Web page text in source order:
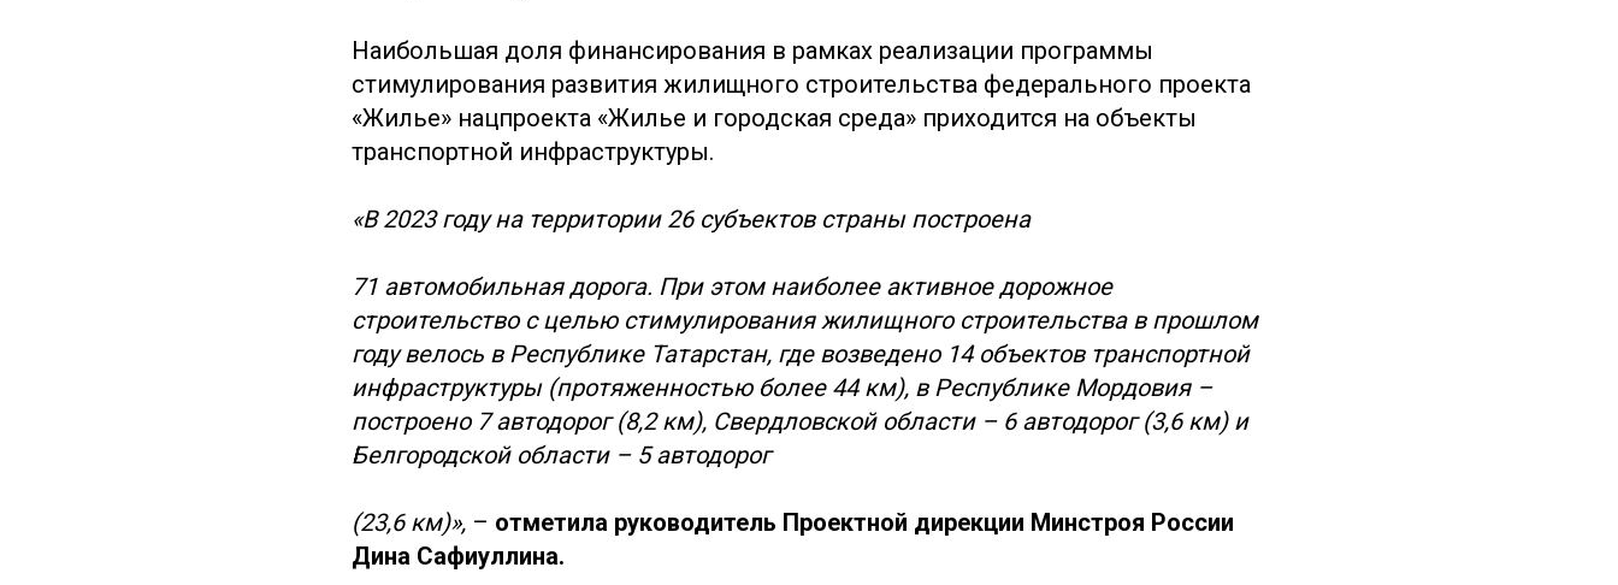
Наибольшая доля финансирования в рамках реализации программы
стимулирования развития жилищного строительства федерального проекта
«Жилье» нацпроекта «Жилье и городская среда» приходится на объекты
транспортной инфраструктуры.
«В 2023 году на территории 26 субъектов страны построена
71 автомобильная дорога. При этом наиболее активное дорожное
строительство с целью стимулирования жилищного строительства в прошлом
году велось в Республике Татарстан, где возведено 14 объектов транспортной
инфраструктуры (протяженностью более 44 км), в Республике Мордовия –
построено 7 автодорог (8,2 км), Свердловской области – 6 автодорог (3,6 км) и
Белгородской области – 5 автодорог
(23,6 км)», – отметила руководитель Проектной дирекции Минстроя России
Дина Сафиуллина.